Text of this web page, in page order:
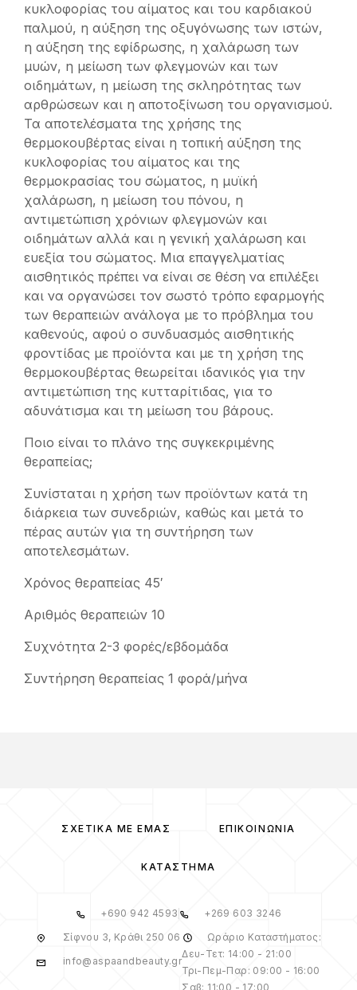
κυκλοφορίας του αίματος και του καρδιακού
παλμού, η αύξηση της οξυγόνωσης των ιστών,
η αύξηση της εφίδρωσης, η χαλάρωση των
μυών, η μείωση των φλεγμονών και των
οιδημάτων, η μείωση της σκληρότητας των
αρθρώσεων και η αποτοξίνωση του οργανισμού.
Τα αποτελέσματα της χρήσης της
θερμοκουβέρτας είναι η τοπική αύξηση της
κυκλοφορίας του αίματος και της
θερμοκρασίας του σώματος, η μυϊκή
χαλάρωση, η μείωση του πόνου, η
αντιμετώπιση χρόνιων φλεγμονών και
οιδημάτων αλλά και η γενική χαλάρωση και
ευεξία του σώματος. Μια επαγγελματίας
αισθητικός πρέπει να είναι σε θέση να επιλέξει
και να οργανώσει τον σωστό τρόπο εφαρμογής
των θεραπειών ανάλογα με το πρόβλημα του
καθενούς, αφού ο συνδυασμός αισθητικής
φροντίδας με προϊόντα και με τη χρήση της
θερμοκουβέρτας θεωρείται ιδανικός για την
αντιμετώπιση της κυτταρίτιδας, για το
αδυνάτισμα και τη μείωση του βάρους.
Ποιο είναι το πλάνο της συγκεκριμένης
θεραπείας;
Συνίσταται η χρήση των προϊόντων κατά τη
διάρκεια των συνεδριών, καθώς και μετά το
πέρας αυτών για τη συντήρηση των
αποτελεσμάτων.
Χρόνος θεραπείας 45′
Αριθμός θεραπειών 10
Συχνότητα 2-3 φορές/εβδομάδα
Συντήρηση θεραπείας 1 φορά/μήνα
ΣΧΕΤΙΚΆ ΜΕ ΕΜΆΣ ΕΠΙΚΟΙΝΩΝΊΑ
ΚΑΤΆΣΤΗΜΑ
+690 942 4593
+269 603 3246
Σίφνου 3, Κράθι 250 06
info@aspaandbeauty.gr
Ωράριο Καταστήματος:
Δευ-Τετ: 14:00 - 21:00
Τρι-Πεμ-Παρ: 09:00 - 16:00
Σαβ: 11:00 - 17:00